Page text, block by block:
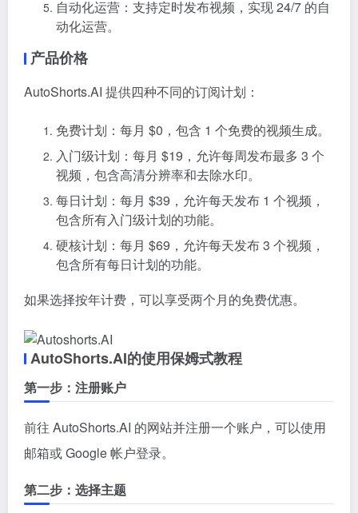
自动化运营：支持定时发布视频，实现 24/7 的自
动化运营。
产品价格
AutoShorts.AI 提供四种不同的订阅计划：
免费计划：每月 $0，包含 1 个免费的视频生成。
入门级计划：每月 $19，允许每周发布最多 3 个
视频，包含高清分辨率和去除水印。
每日计划：每月 $39，允许每天发布 1 个视频，
包含所有入门级计划的功能。
硬核计划：每月 $69，允许每天发布 3 个视频，
包含所有每日计划的功能。
如果选择按年计费，可以享受两个月的免费优惠。
AutoShorts.AI的使用保姆式教程
第一步：注册账户
前往 AutoShorts.AI 的网站并注册一个账户，可以使用
邮箱或 Google 帐户登录。
第二步：选择主题